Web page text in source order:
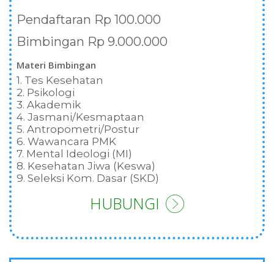
Pendaftaran Rp 100.000
Bimbingan Rp 9.000.000
Materi Bimbingan
1. Tes Kesehatan
2. Psikologi
3. Akademik
4. Jasmani/Kesmaptaan
5. Antropometri/Postur
6. Wawancara PMK
7. Mental Ideologi (MI)
8. Kesehatan Jiwa (Keswa)
9. Seleksi Kom. Dasar (SKD)
HUBUNGI